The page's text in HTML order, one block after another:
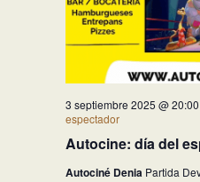
Autocine: día del
3 septiembre 2025 @ 20:00
espectador
Autociné Denia Partida